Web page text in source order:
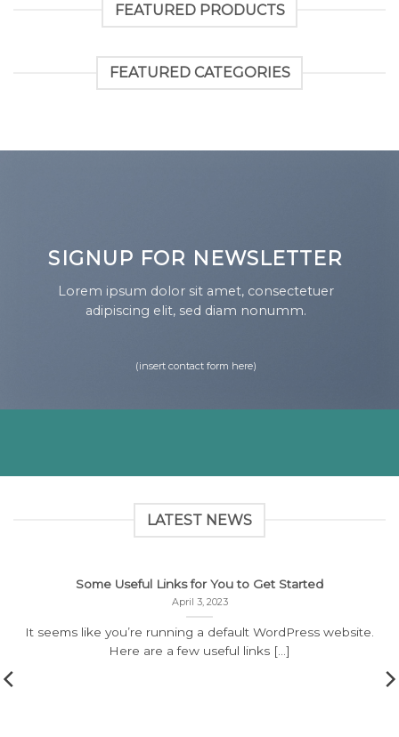
FEATURED PRODUCTS
FEATURED CATEGORIES
SIGNUP FOR NEWSLETTER
Lorem ipsum dolor sit amet, consectetuer
adipiscing elit, sed diam nonumm.
(insert contact form here)
LATEST NEWS
Some Useful Links for You to Get Started
April 3, 2023
It seems like you’re running a default WordPress website.
Here are a few useful links [...]